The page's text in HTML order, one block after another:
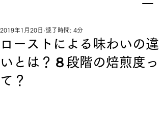
ローストによる味わいの違
いとは？８段階の焙煎度っ
て？
2019年1月20日 読了時間: 4分